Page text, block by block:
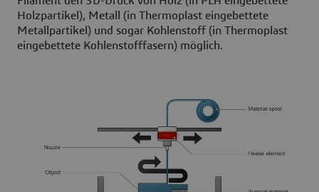
Holzpartikel), Metall (in Thermoplast eingebettete
Metallpartikel) und sogar Kohlenstoff (in Thermoplast
eingebettete Kohlenstofffasern) möglich.